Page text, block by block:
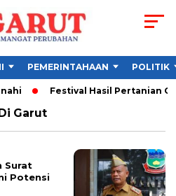
PEMERINTAHAAN POLITIK
Festival Hasil Pertanian
Garut
Surat
Potensi